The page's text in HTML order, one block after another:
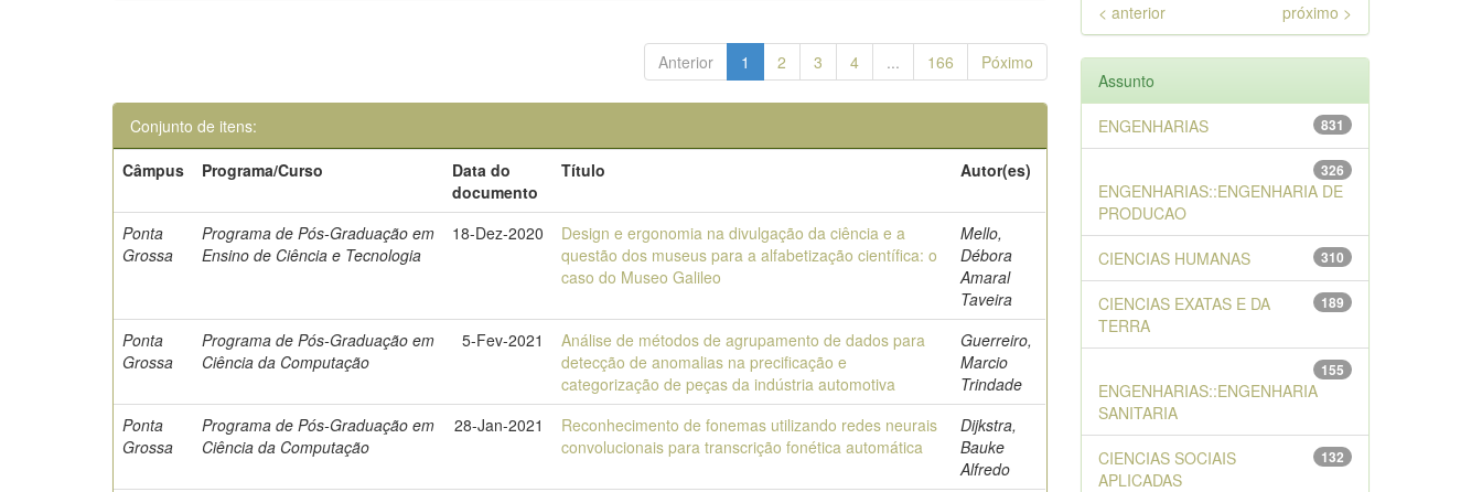
Anterior 1 2 3 4 ... 166 Póximo
Conjunto de itens:
Câmpus
Programa/Curso
Data do
documento
Título Autor(es)
Ponta
Grossa
Programa de Pós-Graduação em
Ensino de Ciência e Tecnologia
18-Dez-2020
Design e ergonomia na divulgação da ciência e a
questão dos museus para a alfabetização científica: o
caso do Museo Galileo
Mello,
Débora
Amaral
Taveira
Ponta
Grossa
Programa de Pós-Graduação em
Ciência da Computação
5-Fev-2021
Análise de métodos de agrupamento de dados para
detecção de anomalias na precificação e
categorização de peças da indústria automotiva
Guerreiro,
Marcio
Trindade
Ponta
Grossa
Programa de Pós-Graduação em
Ciência da Computação
28-Jan-2021
Reconhecimento de fonemas utilizando redes neurais
convolucionais para transcrição fonética automática
Dijkstra,
Bauke
Alfredo
< anterior próximo >
Assunto
831
ENGENHARIAS
326
ENGENHARIAS::ENGENHARIA DE
PRODUCAO
310
CIENCIAS HUMANAS
189
CIENCIAS EXATAS E DA
TERRA
155
ENGENHARIAS::ENGENHARIA
SANITARIA
132
CIENCIAS SOCIAIS
APLICADAS